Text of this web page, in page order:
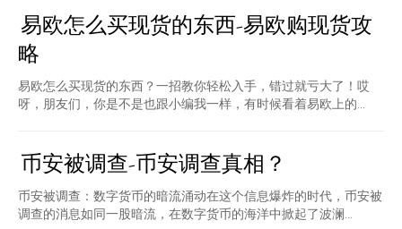
易欧怎么买现货的东西-易欧购现货攻
略
易欧怎么买现货的东西？一招教你轻松入手，错过就亏大了！哎
呀，朋友们，你是不是也跟小编我一样，有时候看着易欧上的...
币安被调查-币安调查真相？
币安被调查：数字货币的暗流涌动在这个信息爆炸的时代，币安被
调查的消息如同一股暗流，在数字货币的海洋中掀起了波澜...